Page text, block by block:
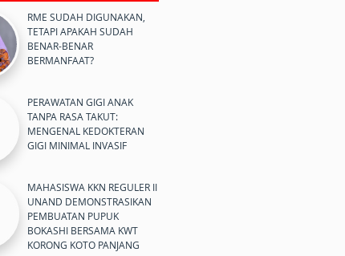
RME SUDAH DIGUNAKAN,
TETAPI APAKAH SUDAH
BENAR-BENAR
BERMANFAAT?
PERAWATAN GIGI ANAK
TANPA RASA TAKUT:
MENGENAL KEDOKTERAN
GIGI MINIMAL INVASIF
MAHASISWA KKN REGULER II
UNAND DEMONSTRASIKAN
PEMBUATAN PUPUK
BOKASHI BERSAMA KWT
KORONG KOTO PANJANG